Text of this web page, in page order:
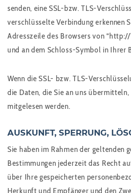
senden, eine SSL-bzw. TLS-
verschlüsselte Verbindung erkennen
Adresszeile des Browsers von
und an dem Schloss-Symbol in Ihrer
Wenn die SSL- bzw. TLS-
die Daten, die Sie an uns
mitgelesen werden.
AUSKUNFT, SPERRUNG,
Sie haben im Rahmen der geltenden
Bestimmungen jederzeit das Recht
über Ihre gespeicherten
Herkunft und Empfänger und den